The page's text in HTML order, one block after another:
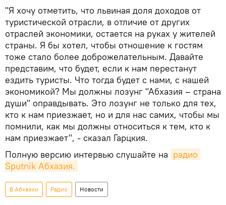
"Я хочу отметить, что львиная доля доходов от
туристической отрасли, в отличие от других
отраслей экономики, остается на руках у жителей
страны. Я бы хотел, чтобы отношение к гостям
тоже стало более доброжелательным. Давайте
представим, что будет, если к нам перестанут
ездить туристы. Что тогда будет с нами, с нашей
экономикой? Мы должны лозунг "Абхазия – страна
души" оправдывать. Это лозунг не только для тех,
кто к нам приезжает, но и для нас самих, чтобы мы
помнили, как мы должны относиться к тем, кто к
нам приезжает", - сказал Гарцкия.
Полную версию интервью слушайте на радио
Sputnik Абхазия.
В Абхазии Радио Новости